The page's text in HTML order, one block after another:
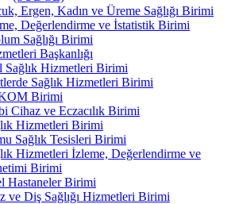
Ergen, Kadın ve Üreme Sağlığı Birimi
Değerlendirme ve İstatistik Birimi
Sağlığı Birimi
Başkanlığı
Sağlık Hizmetleri Birimi
Sağlık Hizmetleri Birimi
Birimi
Cihaz ve Eczacılık Birimi
Hizmetleri Birimi
Sağlık Tesisleri Birimi
Hizmetleri İzleme, Değerlendirme ve
Birimi
Hastaneler Birimi
ve Diş Sağlığı Hizmetleri Birimi